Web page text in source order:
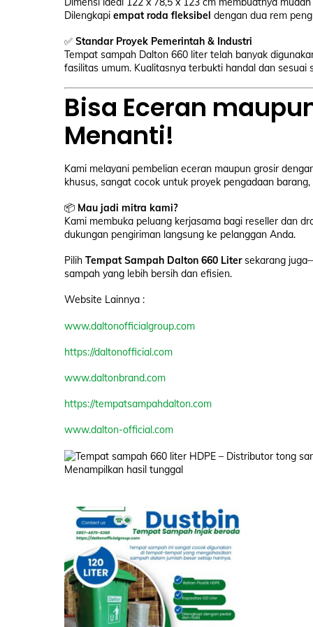
Dilengkapi empat roda fleksibel dengan dua rem
✅ Standar Proyek Pemerintah & Industri
Tempat sampah Dalton 660 liter telah banyak
fasilitas umum. Kualitasnya terbukti handal dan sesuai
Bisa Eceran
Menanti!
Kami melayani pembelian eceran maupun grosir
khusus, sangat cocok untuk proyek pengadaan
📦 Mau jadi mitra kami?
Kami membuka peluang kerjasama bagi reseller dan
dukungan pengiriman langsung ke pelanggan Anda.
Pilih Tempat Sampah Dalton 660 Litersekarang
sampah yang lebih bersih dan efisien.
Website Lainnya :
www.daltonofficialgroup.com
https://daltonofficial.com
www.daltonbrand.com
https://tempatsampahdalton.com
www.dalton-official.com
Menampilkan hasil tunggal